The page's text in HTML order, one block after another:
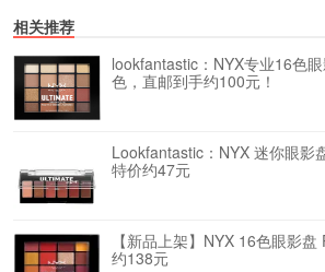
相关推荐
lookfantastic：NYX专业16色
色，直邮到手约100元！
Lookfantastic：NYX 迷你眼影
特价约47元
【新品上架】NYX 16色眼影
约138元